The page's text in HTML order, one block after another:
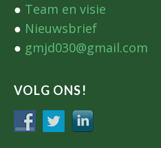
● Team en visie
● Nieuwsbrief
● gmjd030@gmail.com
VOLG ONS!